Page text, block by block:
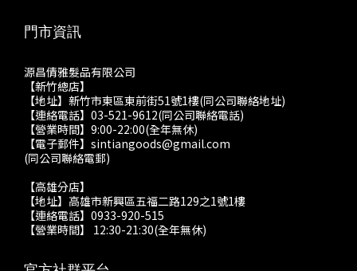
門市資訊
源昌倩雅髮品有限公司
【新竹總店】
【地址】新竹市東區東前街51號1樓(同公司聯絡地址)
【連絡電話】03-521-9612(同公司聯絡電話)
【營業時間】9:00-22:00(全年無休)
【電子郵件】sintiangoods@gmail.com
(同公司聯絡電郵)
【高雄分店】
【地址】高雄市新興區五福二路129之1號1樓
【連絡電話】0933-920-515
【營業時間】 12:30-21:30(全年無休)